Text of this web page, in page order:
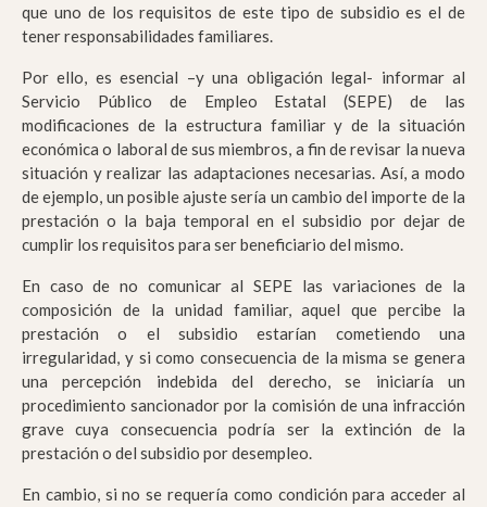
que uno de los requisitos de este tipo de subsidio es el de
tener responsabilidades familiares.
Por ello, es esencial –y una obligación legal- informar al
Servicio Público de Empleo Estatal (SEPE) de las
modificaciones de la estructura familiar y de la situación
económica o laboral de sus miembros, a fin de revisar la nueva
situación y realizar las adaptaciones necesarias. Así, a modo
de ejemplo, un posible ajuste sería un cambio del importe de la
prestación o la baja temporal en el subsidio por dejar de
cumplir los requisitos para ser beneficiario del mismo.
En caso de no comunicar al SEPE las variaciones de la
composición de la unidad familiar, aquel que percibe la
prestación o el subsidio estarían cometiendo una
irregularidad, y si como consecuencia de la misma se genera
una percepción indebida del derecho, se iniciaría un
procedimiento sancionador por la comisión de una infracción
grave cuya consecuencia podría ser la extinción de la
prestación o del subsidio por desempleo.
En cambio, si no se requería como condición para acceder al